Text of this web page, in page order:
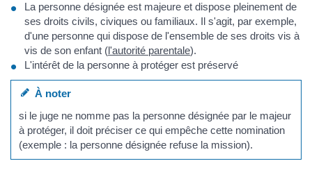
La personne désignée est majeure et dispose pleinement de
ses droits civils, civiques ou familiaux. Il s'agit, par exemple,
d'une personne qui dispose de l'ensemble de ses droits vis à
vis de son enfant (l'autorité parentale).
L'intérêt de la personne à protéger est préservé
À noter
si le juge ne nomme pas la personne désignée par le majeur
à protéger, il doit préciser ce qui empêche cette nomination
(exemple : la personne désignée refuse la mission).